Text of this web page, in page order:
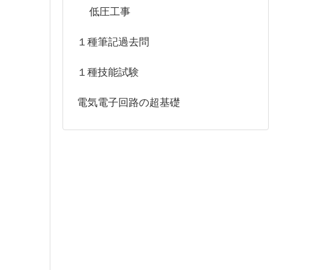
低圧工事
１種筆記過去問
１種技能試験
電気電子回路の超基礎